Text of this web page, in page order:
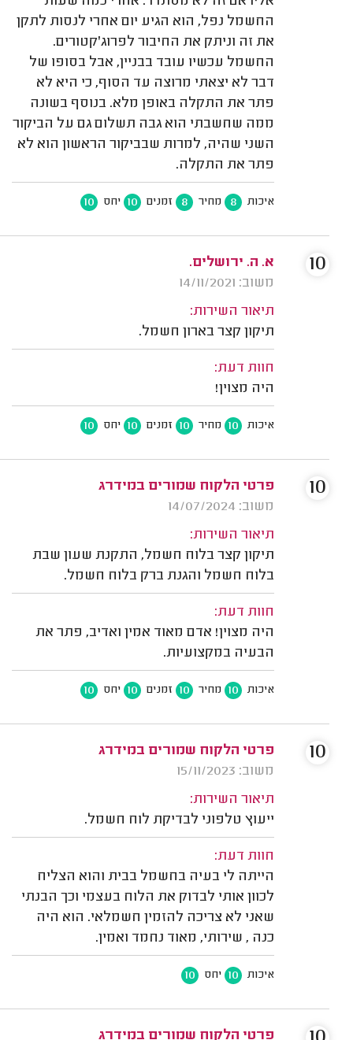
החשמל נפל, הוא הגיע יום אחרי לנסות לתקן
את זה וניתק את החיבור לפרוג'קטורים.
החשמל עכשיו עובד בבניין, אבל בסופו של
דבר לא יצאתי מרוצה עד הסוף, כי היא לא
פתר את התקלה באופן מלא. בנוסף בשונה
ממה שחשבתי הוא גבה תשלום גם על הביקור
השני שהיה, למרות שבביקור הראשון הוא לא
פתר את התקלה.
איכות 8 מחיר 8 זמנים 10 יחס 10
א. ה. ירושלים.
משוב: 14/11/2021
תיאור השירות:
תיקון קצר בארון חשמל.
חוות דעת:
היה מצוין!
איכות 10 מחיר 10 זמנים 10 יחס 10
10
פרטי הלקוח שמורים במידרג
משוב: 14/07/2024
תיאור השירות:
תיקון קצר בלוח חשמל, התקנת שעון שבת
בלוח חשמל והגנת ברק בלוח חשמל.
חוות דעת:
היה מצוין! אדם מאוד אמין ואדיב, פתר את
הבעיה במקצועיות.
איכות 10 מחיר 10 זמנים 10 יחס 10
10
פרטי הלקוח שמורים במידרג
משוב: 15/11/2023
תיאור השירות:
ייעוץ טלפוני לבדיקת לוח חשמל.
חוות דעת:
הייתה לי בעיה בחשמל בבית והוא הצליח
לכוון אותי לבדוק את הלוח בעצמי וכך הבנתי
שאני לא צריכה להזמין חשמלאי. הוא היה
כנה , שירותי, מאוד נחמד ואמין.
איכות 10 יחס 10
10
פרטי הלקוח שמורים במידרג